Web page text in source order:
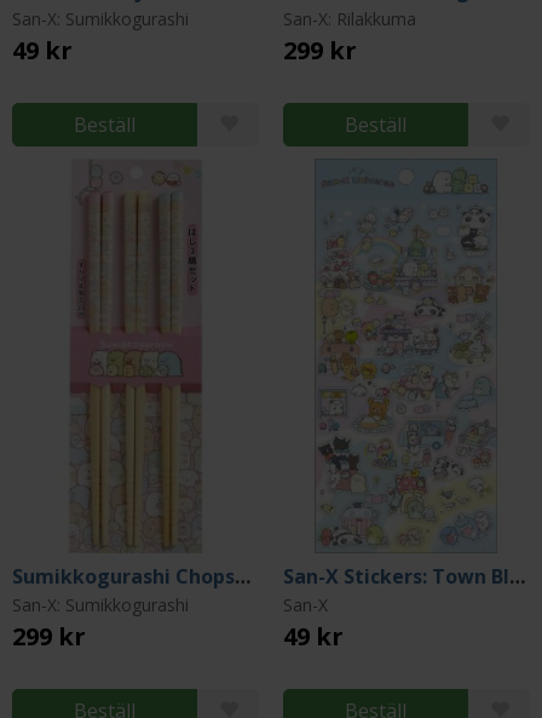
San-X: Sumikkogurashi
49 kr
Beställ
San-X: Rilakkuma
299 kr
Beställ
Sumikkogurashi Chopstick - Set of 3 Pairs - 23 cm
San-X: Sumikkogurashi
299 kr
Beställ
San-X Stickers: Town Blue
San-X
49 kr
Beställ